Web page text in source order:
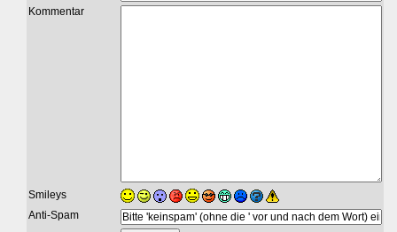
Kommentar
Smileys
Anti-Spam